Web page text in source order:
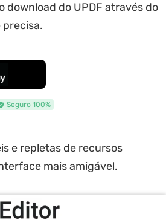
do UPDF através do
precisa.
Seguro 100%
e repletas de recursos
mais amigável.